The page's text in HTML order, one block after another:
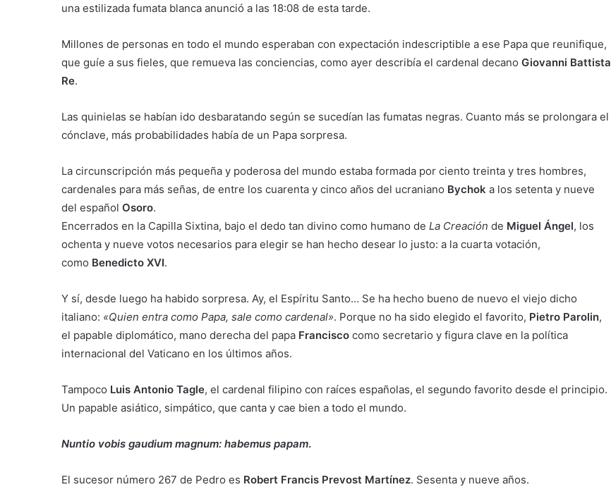
una estilizada fumata blanca anunció a las 18:08 de esta tarde.
Millones de personas en todo el mundo esperaban con expectación indescriptible a ese Papa que reunifique,
que guíe a sus fieles, que remueva las conciencias, como ayer describía el cardenal decano Giovanni Battista
Re.
Las quinielas se habían ido desbaratando según se sucedían las fumatas negras. Cuanto más se prolongara el
cónclave, más probabilidades había de un Papa sorpresa.
La circunscripción más pequeña y poderosa del mundo estaba formada por ciento treinta y tres hombres,
cardenales para más señas, de entre los cuarenta y cinco años del ucraniano Bychok a los setenta y nueve
del español Osoro.
Encerrados en la Capilla Sixtina, bajo el dedo tan divino como humano de La Creación de Miguel Ángel, los
ochenta y nueve votos necesarios para elegir se han hecho desear lo justo: a la cuarta votación,
como Benedicto XVI.
Y sí, desde luego ha habido sorpresa. Ay, el Espíritu Santo… Se ha hecho bueno de nuevo el viejo dicho
italiano: «Quien entra como Papa, sale como cardenal». Porque no ha sido elegido el favorito, Pietro Parolin,
el papable diplomático, mano derecha del papa Francisco como secretario y figura clave en la política
internacional del Vaticano en los últimos años.
Tampoco Luis Antonio Tagle, el cardenal filipino con raíces españolas, el segundo favorito desde el principio.
Un papable asiático, simpático, que canta y cae bien a todo el mundo.
Nuntio vobis gaudium magnum: habemus papam.
El sucesor número 267 de Pedro es Robert Francis Prevost Martínez. Sesenta y nueve años.